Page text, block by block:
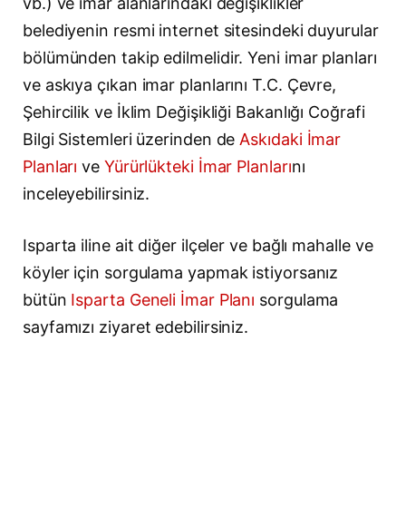
belediyenin resmi internet sitesindeki duyurular
bölümünden takip edilmelidir. Yeni imar planları
ve askıya çıkan imar planlarını T.C. Çevre,
Şehircilik ve İklim Değişikliği Bakanlığı Coğrafi
Bilgi Sistemleri üzerinden de Askıdaki İmar
Planları ve Yürürlükteki İmar Planlarını
inceleyebilirsiniz.
Isparta iline ait diğer ilçeler ve bağlı mahalle ve
köyler için sorgulama yapmak istiyorsanız
bütün Isparta Geneli İmar Planı sorgulama
sayfamızı ziyaret edebilirsiniz.